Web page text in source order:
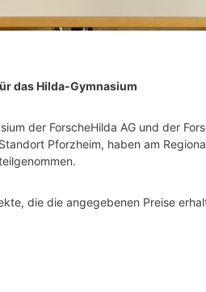
das Hilda-Gymnasium
der ForscheHilda AG und der
Pforzheim, haben am
die die angegebenen Preise